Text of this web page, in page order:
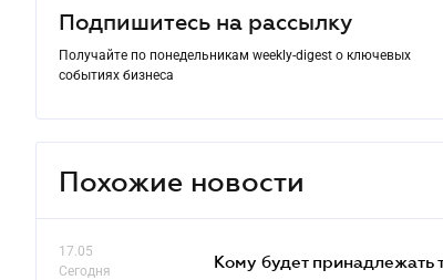
Подпишитесь на рассылку
Получайте по понедельникам weekly-digest о ключевых
событиях бизнеса
Похожие новости
17.05
Сегодня
Кому будет принадлежать